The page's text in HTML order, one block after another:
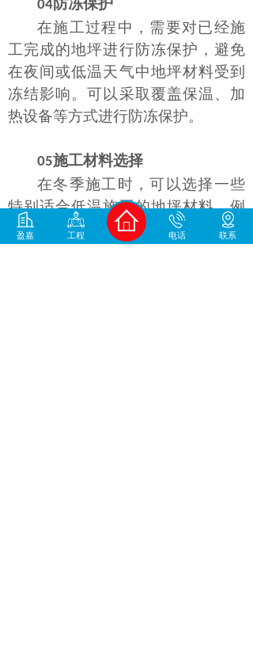
04防冻保护
在施工过程中，需要对已经施
工完成的地坪进行防冻保护，避免
在夜间或低温天气中地坪材料受到
冻结影响。可以采取覆盖保温、加
热设备等方式进行防冻保护。
05施工材料选择
在冬季施工时，可以选择一些
特别适合低温施工的地坪材料，例
如专门针对低温环境设计的环氧树
盈嘉 工程 电话 联系